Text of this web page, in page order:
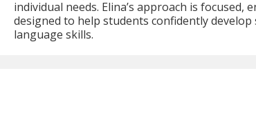
individual needs. Elina’s approach is focused,
designed to help students confidently
language skills.